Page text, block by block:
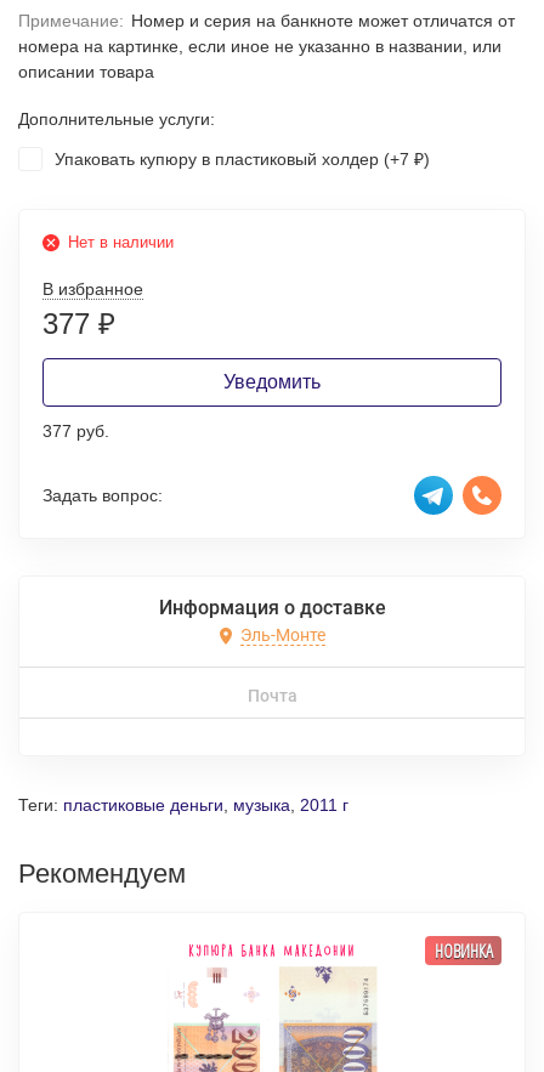
Примечание: Номер и серия на банкноте может отличатся от
номера на картинке, если иное не указанно в названии, или
описании товара
Дополнительные услуги:
Упаковать купюру в пластиковый холдер (+7 ₽)
Нет в наличии
В избранное
377 ₽
Уведомить
377 руб.
Задать вопрос:
Информация о доставке
Эль-Монте
Почта
Теги: пластиковые деньги музыка 2011 г
Рекомендуем
НОВИНКА